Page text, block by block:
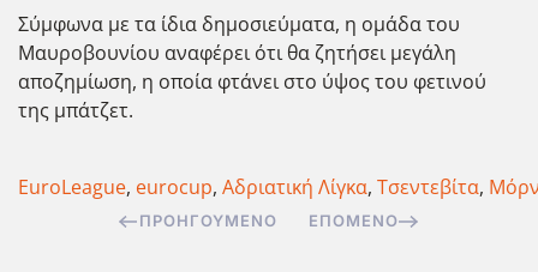
Σύμφωνα με τα ίδια δημοσιεύματα, η ομάδα του
Μαυροβουνίου αναφέρει ότι θα ζητήσει μεγάλη
αποζημίωση, η οποία φτάνει στο ύψος του φετινού
της μπάτζετ.
EuroLeague, eurocup, Αδριατική Λίγκα, Τσεντεβίτα,
ΠΡΟΗΓΟΎΜΕΝΟ ΕΠΌΜΕΝΟ